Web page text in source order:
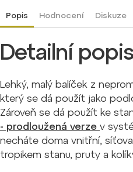
Popis Hodnocení Diskuze
Detailní
Lehký, malý balíček z
který se dá použít jako
Zároveň se dá použít ke
- prodloužená verze v
necháte doma vnitřní,
tropikem stanu, pruty a